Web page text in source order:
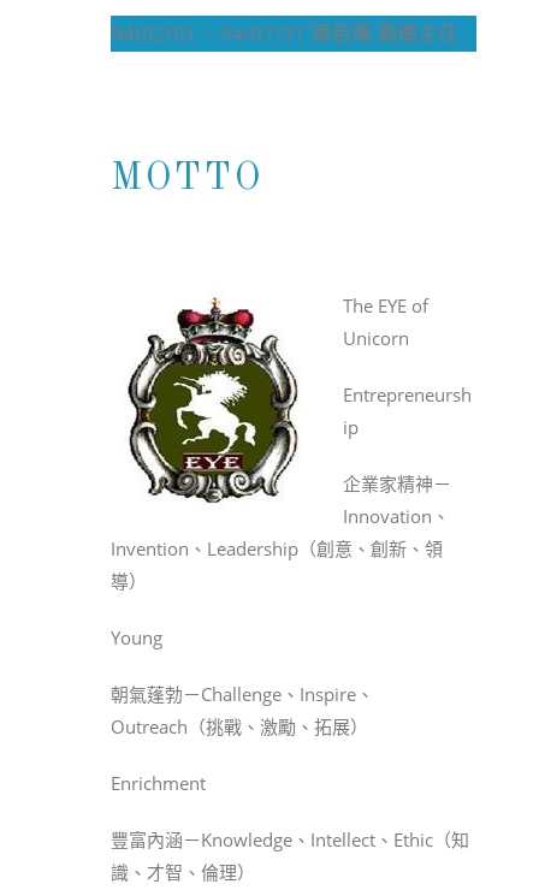
94/02/01 ~ 94/07/31 陳若暉 籌備主任
MOTTO
The EYE of
Unicorn
Entrepreneursh
ip
企業家精神－
Innovation、
Invention、Leadership（創意、創新、領
導）
Young
朝氣蓬勃－Challenge、Inspire、
Outreach（挑戰、激勵、拓展）
Enrichment
豐富內涵－Knowledge、Intellect、Ethic（知
識、才智、倫理）